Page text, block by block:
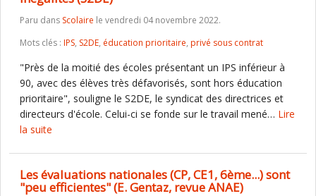
Paru dans Scolaire le vendredi 04 novembre 2022.
Mots clés : IPS, S2DE, éducation prioritaire, privé sous contrat
"Près de la moitié des écoles présentant un IPS inférieur à
90, avec des élèves très défavorisés, sont hors éducation
prioritaire", souligne le S2DE, le syndicat des directrices et
directeurs d'école. Celui-ci se fonde sur le travail mené… Lire
la suite
Les évaluations nationales (CP, CE1, 6ème...) sont
"peu efficientes" (E. Gentaz, revue ANAE)